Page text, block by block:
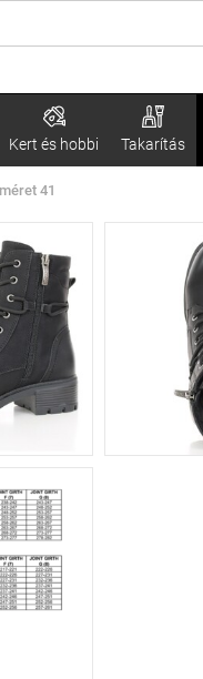
Kert és hobbi Takarítás
41